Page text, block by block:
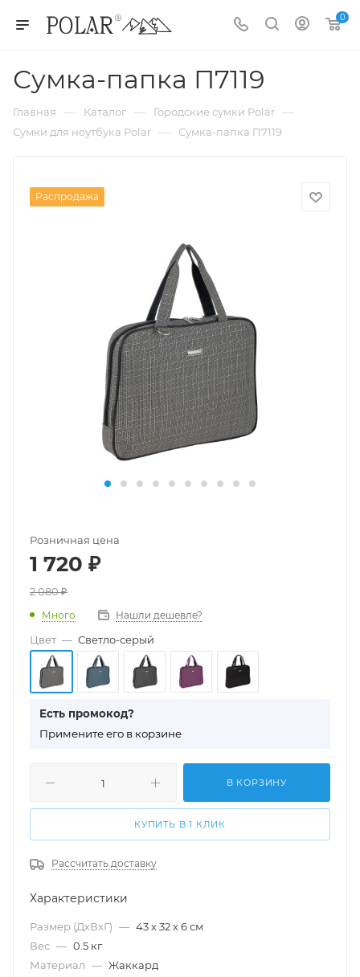
0
Сумка-папка П7119
Главная — Каталог — Городские сумки Polar —
Сумки для ноутбука Polar — Сумка-папка П7119
Распродажа
Розничная цена
1 720 ₽
2 080₽
Много Нашли дешевле?
Цвет — Светло-серый
Есть промокод?
Примените его в корзине
В КОРЗИНУ
КУПИТЬ В 1 КЛИК
Рассчитать доставку
Характеристики
Размер (ДхВхГ) — 43 х 32 х 6 см
Вес — 0.5 кг
Материал — Жаккард